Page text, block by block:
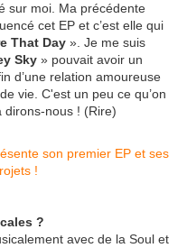
sur moi. Ma précédente
cet EP et c’est elle qui
That Day ». Je me suis
Sky » pouvait avoir un
d’une relation amoureuse
vie. C'est un peu ce qu’on
dirons-nous ! (Rire)
?
avec de la Soul et